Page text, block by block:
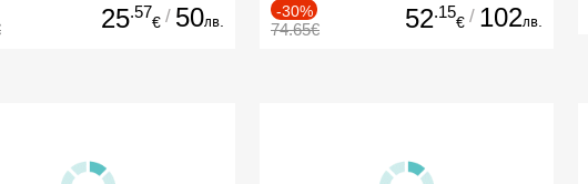
25.57
€ / 50лв.
-30%
74.65€ 52.15
€ / 102лв.